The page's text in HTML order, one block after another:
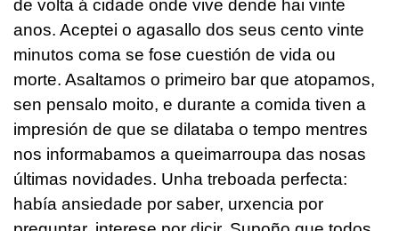
de volta á cidade onde vive dende hai vinte
anos. Aceptei o agasallo dos seus cento vinte
minutos coma se fose cuestión de vida ou
morte. Asaltamos o primeiro bar que atopamos,
sen pensalo moito, e durante a comida tiven a
impresión de que se dilataba o tempo mentres
nos informabamos a queimarroupa das nosas
últimas novidades. Unha treboada perfecta:
había ansiedade por saber, urxencia por